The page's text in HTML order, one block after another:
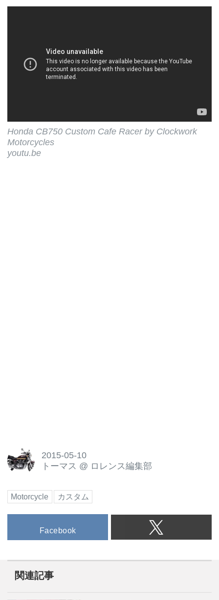
Honda CB750 Custom Cafe Racer by Clockwork
Motorcycles
youtu.be
2015-05-10
トーマス @ ロレンス編集部
Motorcycle カスタム
Facebook
関連記事